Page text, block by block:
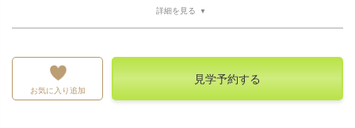
詳細を見る
お気に入り追加
見学予約する